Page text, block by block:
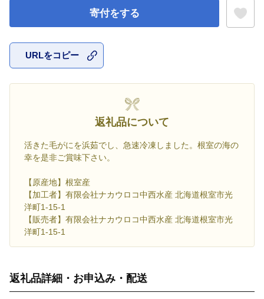
寄付をする
URLをコピー
返礼品について
活きた毛がにを浜茹でし、急速冷凍しました。根室の海の
幸を是非ご賞味下さい。
【原産地】根室産
【加工者】有限会社ナカウロコ中西水産 北海道根室市光
洋町1-15-1
【販売者】有限会社ナカウロコ中西水産 北海道根室市光
洋町1-15-1
返礼品詳細・お申込み・配送